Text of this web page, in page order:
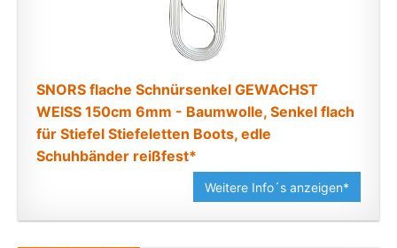
SNORS flache Schnürsenkel GEWACHST
WEISS 150cm 6mm - Baumwolle, Senkel flach
für Stiefel Stiefeletten Boots, edle
Schuhbänder reißfest*
Weitere Info´s anzeigen*